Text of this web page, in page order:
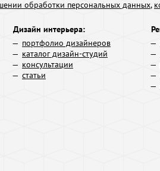
обработки персональных данных,
Дизайн интерьера:
портфолио дизайнеров
каталог дизайн-студий
консультации
статьи